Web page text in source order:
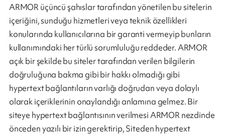
ARMOR üçüncü şahıslar tarafından yönetilen bu sitelerin
içeriğini, sunduğu hizmetleri veya teknik özellikleri
konularında kullanıcılarına bir garanti vermeyip bunların
kullanımındaki her türlü sorumluluğu reddeder. ARMOR
açık bir şekilde bu siteler tarafından verilen bilgilerin
doğruluğuna bakma gibi bir hakkı olmadığı gibi
hypertext bağlantıların varlığı doğrudan veya dolaylı
olarak içeriklerinin onaylandığı anlamına gelmez. Bir
siteye hypertext bağlantısının verilmesi ARMOR nezdinde
önceden yazılı bir izin gerektirip, Siteden hypertext